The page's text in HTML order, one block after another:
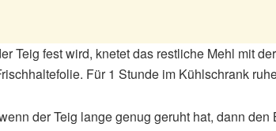
Teig fest wird, knetet das restliche Mehl mit
Für 1 Stunde im Kühlschrank
der Teig lange genug geruht hat, dann